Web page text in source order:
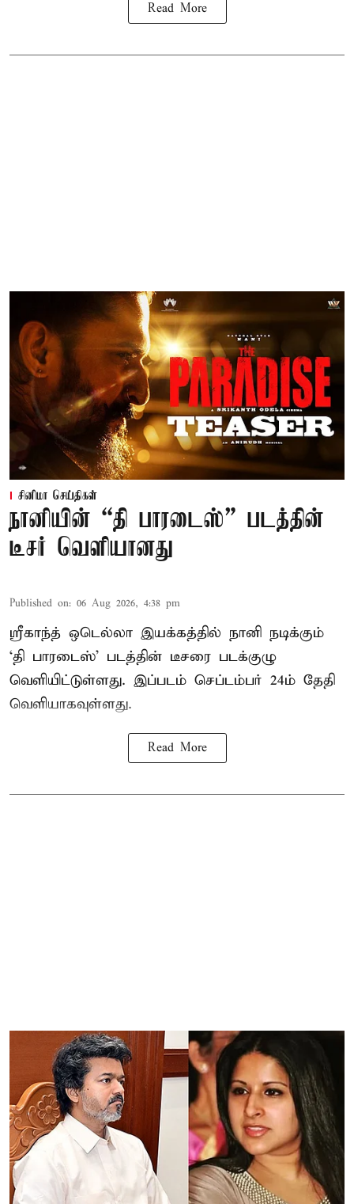
Read More
சினிமா செய்திகள்
நானியின் “தி பாரடைஸ்” படத்தின்
டீசர் வெளியானது
Published on: 06 Aug 2026, 4:38 pm
ஸ்ரீகாந்த் ஒடெல்லா இயக்கத்தில் நானி நடிக்கும்
‘தி பாரடைஸ்’ படத்தின் டீசரை படக்குழு
வெளியிட்டுள்ளது. இப்படம் செப்டம்பர் 24ம் தேதி
வெளியாகவுள்ளது.
Read More